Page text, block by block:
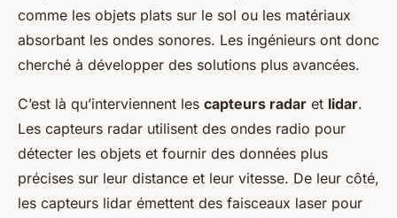
comme les objets plats sur le sol ou les matériaux
absorbant les ondes sonores. Les ingénieurs ont donc
cherché à développer des solutions plus avancées.
C’est là qu’interviennent les capteurs radar et lidar.
Les capteurs radar utilisent des ondes radio pour
détecter les objets et fournir des données plus
précises sur leur distance et leur vitesse. De leur côté,
les capteurs lidar émettent des faisceaux laser pour